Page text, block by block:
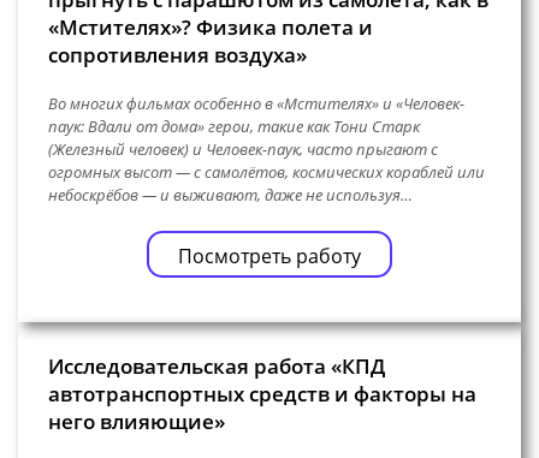
«Мстителях»? Физика полета и
сопротивления воздуха»
Во многих фильмах особенно в «Мстителях» и «Человек-
паук: Вдали от дома» герои, такие как Тони Старк
(Железный человек) и Человек-паук, часто прыгают с
огромных высот — с самолётов, космических кораблей или
небоскрёбов — и выживают, даже не используя…
Посмотреть работу
Исследовательская работа «КПД
автотранспортных средств и факторы на
него влияющие»